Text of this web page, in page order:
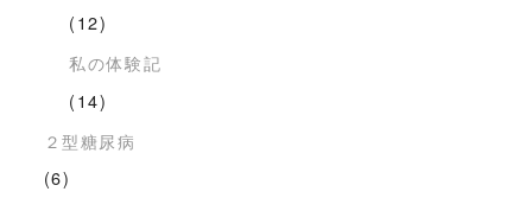
(12)
私の体験記
(14)
２型糖尿病
(6)